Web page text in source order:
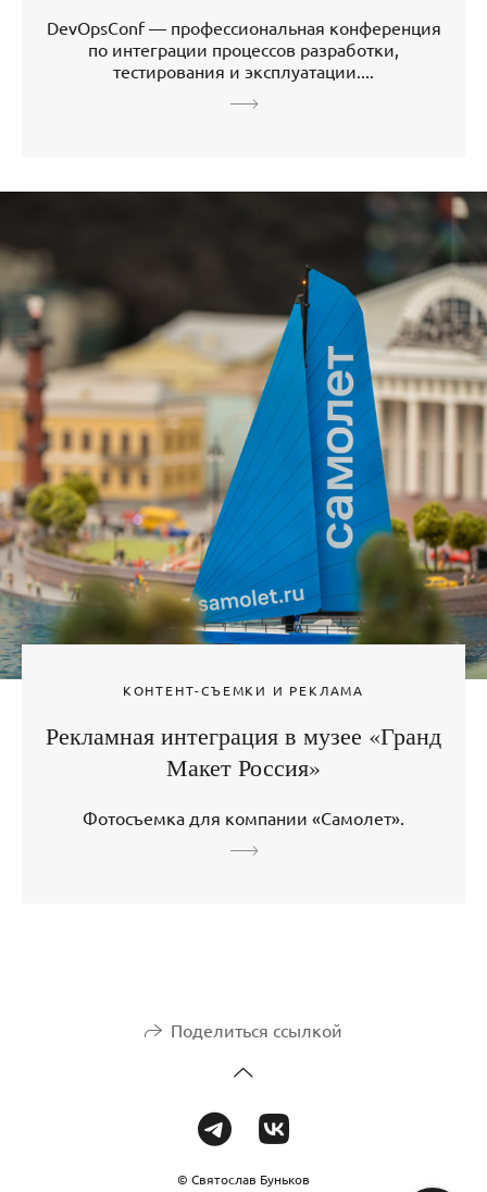
DevOpsConf — профессиональная конференция
по интеграции процессов разработки,
тестирования и эксплуатации....
КОНТЕНТ-СЪЕМКИ И РЕКЛАМА
Рекламная интеграция в музее «Гранд
Макет Россия»
Фотосъемка для компании «Самолет».
Поделиться ссылкой
© Святослав Буньков